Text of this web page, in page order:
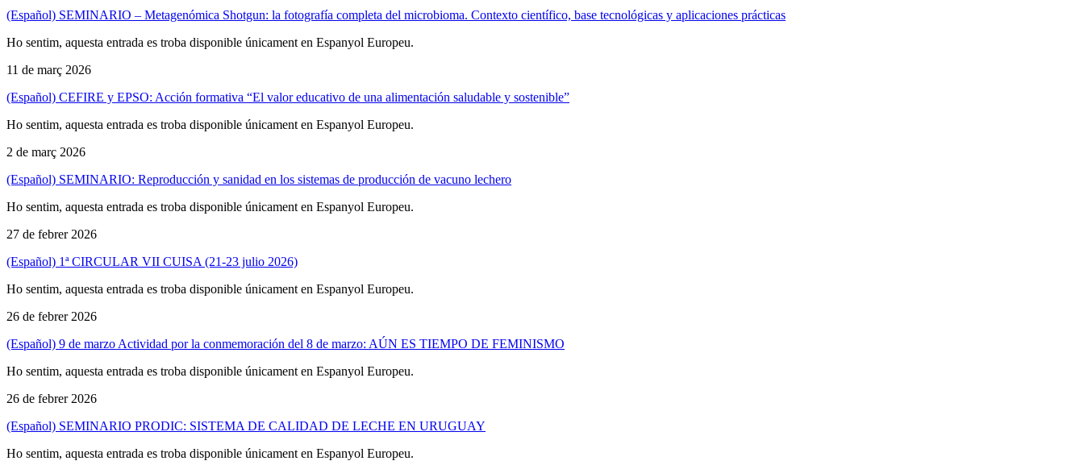
(Español) SEMINARIO – Metagenómica Shotgun: la fotografía completa del microbioma. Contexto científico, base tecnológicas y aplicaciones prácticas
Ho sentim, aquesta entrada es troba disponible únicament en Espanyol Europeu.
11 de març 2026
(Español) CEFIRE y EPSO: Acción formativa “El valor educativo de una alimentación saludable y sostenible”
Ho sentim, aquesta entrada es troba disponible únicament en Espanyol Europeu.
2 de març 2026
(Español) SEMINARIO: Reproducción y sanidad en los sistemas de producción de vacuno lechero
Ho sentim, aquesta entrada es troba disponible únicament en Espanyol Europeu.
27 de febrer 2026
(Español) 1ª CIRCULAR VII CUISA (21-23 julio 2026)
Ho sentim, aquesta entrada es troba disponible únicament en Espanyol Europeu.
26 de febrer 2026
(Español) 9 de marzo Actividad por la conmemoración del 8 de marzo: AÚN ES TIEMPO DE FEMINISMO
Ho sentim, aquesta entrada es troba disponible únicament en Espanyol Europeu.
26 de febrer 2026
(Español) SEMINARIO PRODIC: SISTEMA DE CALIDAD DE LECHE EN URUGUAY
Ho sentim, aquesta entrada es troba disponible únicament en Espanyol Europeu.